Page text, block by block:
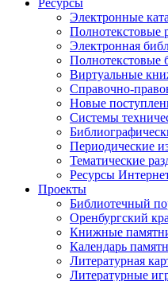
Ресурсы
Электронные
Полнотекстовые
Электронная
Виртуальные
Справочно-
Новые
Cистемы
Периодические
Тематические
Ресурсы
Проекты
Библиотечный
Оренбургский
Книжные
Календарь
Литературная
Литературные